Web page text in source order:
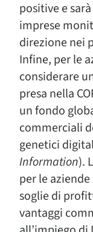
positive e
imprese
direzione nei
Infine, per le
considerare
presa nella
un fondo
commerciali
genetici
Information).
per le
soglie di
vantaggi